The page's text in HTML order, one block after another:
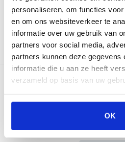
personaliseren, om functies
en om ons websiteverkeer te
informatie over uw gebruik van
partners voor social media,
partners kunnen deze gegevens
informatie die u aan ze heeft
verzameld op basis van uw
OK